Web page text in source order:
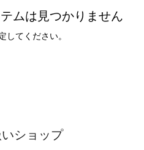
ムは見つかりません
してください。
ショップ